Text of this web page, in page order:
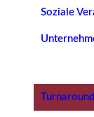
Soziale